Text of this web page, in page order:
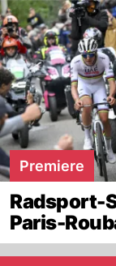
Premiere
Radsport-
Paris-